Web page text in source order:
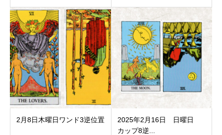
2月8日木曜日ワンド3逆位置
2025年2月16日 日曜日
カップ8逆...